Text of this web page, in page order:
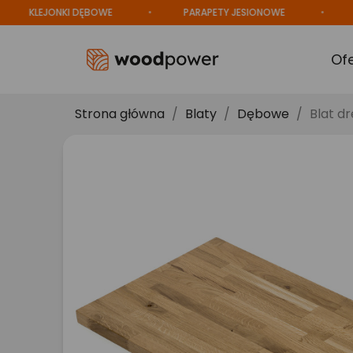
DĘBOWE PARAPETY JESIONOWE
Strona główna Blaty Dębowe Blat